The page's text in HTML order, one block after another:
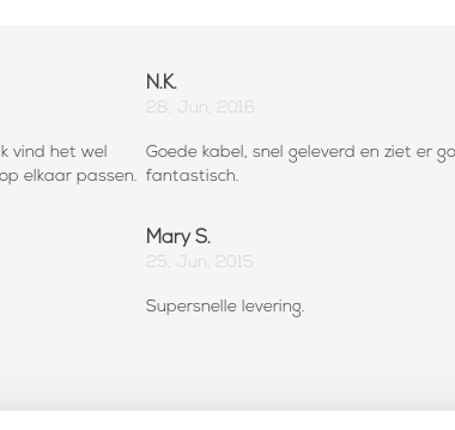
vind het wel
elkaar passen.
N.K.
28, Jun, 2016
Goede kabel, snel geleverd en ziet er
fantastisch.
Mary S.
25, Jun, 2015
Supersnelle levering.